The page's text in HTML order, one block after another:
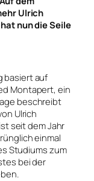
Ulrich
nun die Seile
basiert auf
Montapert, ein
beschreibt
Ulrich
seit dem Jahr
einmal
Studiums zum
bei der